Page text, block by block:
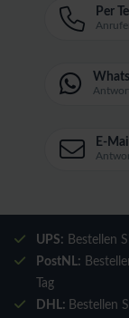
Per
E-Mail
UPS: Bestellen
PostNL:
Tag
DHL: Bestellen